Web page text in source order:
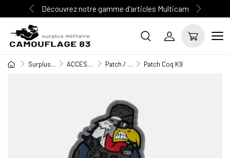
Découvrez notre gamme d'articles Multicam
Surplus Militaire ACCESSOIRE MILITAIRE Patch / Drapeaux Patch Coq K9